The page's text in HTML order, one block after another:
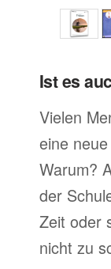
Ist es
Vielen
eine
Warum?
der
Zeit oder
nicht zu